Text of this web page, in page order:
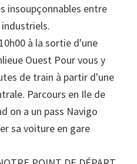
insoupçonnables entre
à la sortie d'une
Ouest Pour vous y
de train à partir d'une
Parcours en Ile de
on a un pass Navigo
sa voiture en gare